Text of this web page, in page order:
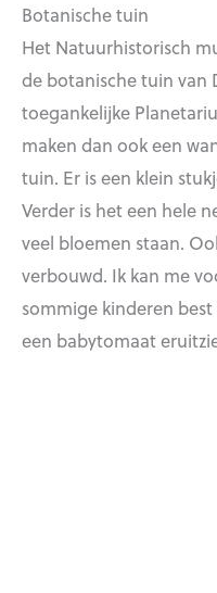
Botanische tuin
Het Natuurhistorisch
de botanische tuin van
toegankelijke
maken dan ook een
tuin. Er is een klein
Verder is het een hele
veel bloemen staan.
verbouwd. Ik kan me
sommige kinderen
een babytomaat